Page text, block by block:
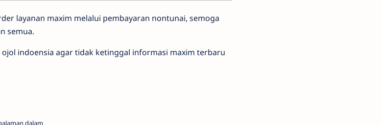
layanan maxim melalui pembayaran nontunai, semoga
semua.
indoensia agar tidak ketinggal informasi maxim terbaru
dalam